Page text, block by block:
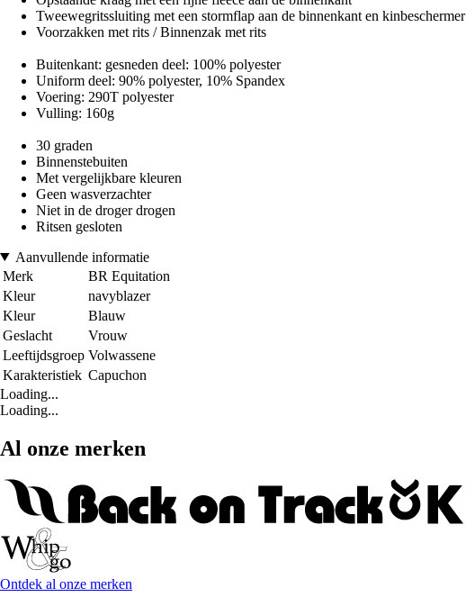
Tweewegritssluiting met een stormflap aan de binnenkant en kinbeschermer
Voorzakken met rits / Binnenzak met rits
Buitenkant: gesneden deel: 100% polyester
Uniform deel: 90% polyester, 10% Spandex
Voering: 290T polyester
Vulling: 160g
30 graden
Binnenstebuiten
Met vergelijkbare kleuren
Geen wasverzachter
Niet in de droger drogen
Ritsen gesloten
Aanvullende informatie
Merk
BR Equitation
Kleur
navyblazer
Kleur
Blauw
Geslacht
Vrouw
Leeftijdsgroep Volwassene
Karakteristiek Capuchon
Loading...
Loading...
Al onze merken
Ontdek al onze merken